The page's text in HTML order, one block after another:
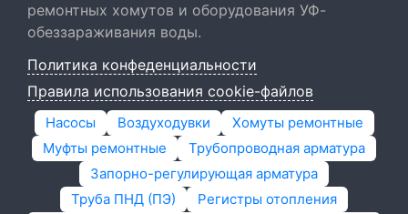
ремонтных хомутов и оборудования УФ-
обеззараживания воды.
Политика конфеденциальности
Правила использования cookie-файлов
Насосы Воздуходувки
Хомуты ремонтные
Муфты ремонтные
Трубопроводная арматура
Запорно-регулирующая арматура
Труба ПНД (ПЭ)
Регистры отопления